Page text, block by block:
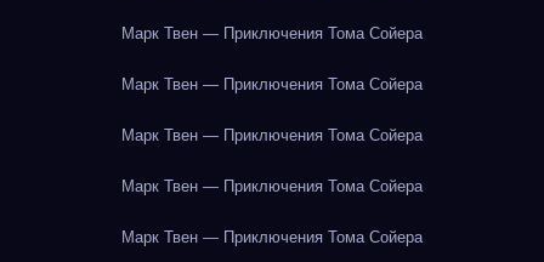
Марк Твен — Приключения Тома Сойера
Марк Твен — Приключения Тома Сойера
Марк Твен — Приключения Тома Сойера
Марк Твен — Приключения Тома Сойера
Марк Твен — Приключения Тома Сойера